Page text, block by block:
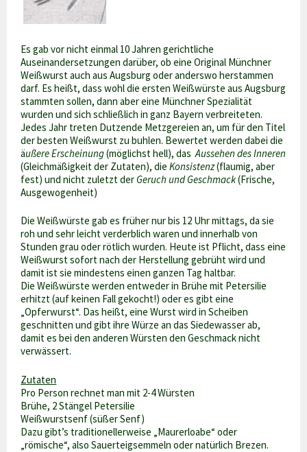
Es gab vor nicht einmal 10 Jahren gerichtliche
Auseinandersetzungen darüber, ob eine Original Münchner
Weißwurst auch aus Augsburg oder anderswo herstammen
darf. Es heißt, dass wohl die ersten Weißwürste aus Augsburg
stammten sollen, dann aber eine Münchner Spezialität
wurden und sich schließlich in ganz Bayern verbreiteten.
Jedes Jahr treten Dutzende Metzgereien an, um für den Titel
der besten Weißwurst zu buhlen. Bewertet werden dabei die
äußere Erscheinung(möglichst hell), das Aussehen des Inneren
(Gleichmäßigkeit der Zutaten), dieKonsistenz(flaumig, aber
fest) und nicht zuletzt derGeruch und Geschmack(Frische,
Ausgewogenheit)
Die Weißwürste gab es früher nur bis 12 Uhr mittags, da sie
roh und sehr leicht verderblich waren und innerhalb von
Stunden grau oder rötlich wurden. Heute ist Pflicht, dass eine
Weißwurst sofort nach der Herstellung gebrüht wird und
damit ist sie mindestens einen ganzen Tag haltbar.
Die Weißwürste werden entweder in Brühe mit Petersilie
erhitzt (auf keinen Fall gekocht!) oder es gibt eine
„Opferwurst“. Das heißt, eine Wurst wird in Scheiben
geschnitten und gibt ihre Würze an das Siedewasser ab,
damit es bei den anderen Würsten den Geschmack nicht
verwässert.
Zutaten
Pro Person rechnet man mit 2-4 Würsten
Brühe, 2 Stängel Petersilie
Weißwurstsenf (süßer Senf)
Dazu gibt’s traditionellerweise „Maurerloabe“ oder
„römische“, also Sauerteigsemmeln oder natürlich Brezen.